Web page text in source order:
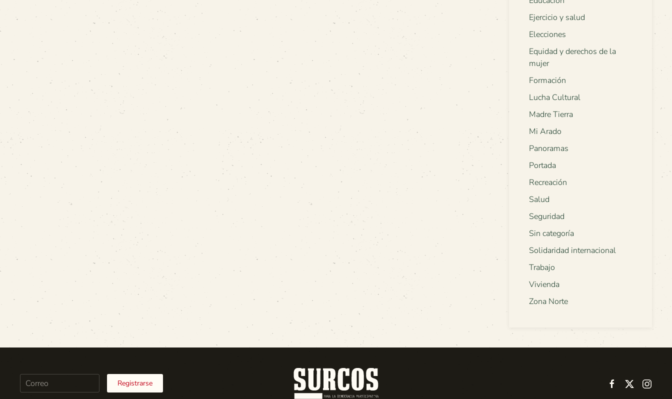
Ejercicio y salud
Elecciones
Equidad y derechos de la
mujer
Formación
Lucha Cultural
Madre Tierra
Mi Arado
Panoramas
Portada
Recreación
Salud
Seguridad
Sin categoría
Solidaridad internacional
Trabajo
Vivienda
Zona Norte
Registrarse